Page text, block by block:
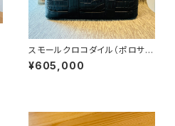
スモールクロコダイル（ポロサ
ス）ミニトートバッグ
¥605,000